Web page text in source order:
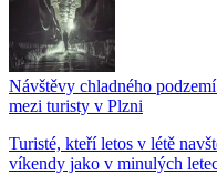
Návštěvy chladného
mezi turisty v Plzni
Turisté, kteří letos v létě
víkendy jako v minulých